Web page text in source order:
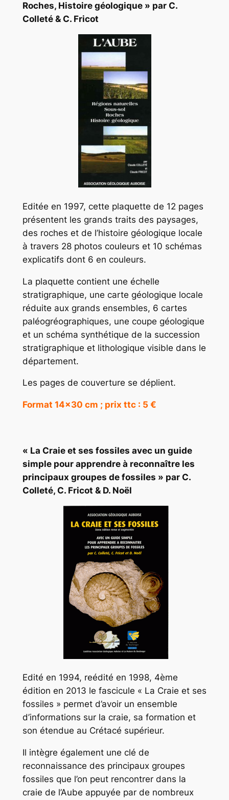
Roches, Histoire géologique » par C.
Colleté & C. Fricot
Editée en 1997, cette plaquette de 12 pages
présentent les grands traits des paysages,
des roches et de l’histoire géologique locale
à travers 28 photos couleurs et 10 schémas
explicatifs dont 6 en couleurs.
La plaquette contient une échelle
stratigraphique, une carte géologique locale
réduite aux grands ensembles, 6 cartes
paléogréographiques, une coupe géologique
et un schéma synthétique de la succession
stratigraphique et lithologique visible dans le
département.
Les pages de couverture se déplient.
Format 14×30 cm ; prix ttc : 5 €
« La Craie et ses fossiles avec un guide
simple pour apprendre à reconnaître les
principaux groupes de fossiles » par C.
Colleté, C. Fricot & D. Noël
Edité en 1994, reédité en 1998, 4ème
édition en 2013 le fascicule « La Craie et ses
fossiles » permet d’avoir un ensemble
d’informations sur la craie, sa formation et
son étendue au Crétacé supérieur.
Il intègre également une clé de
reconnaissance des principaux groupes
fossiles que l’on peut rencontrer dans la
craie de l’Aube appuyée par de nombreux